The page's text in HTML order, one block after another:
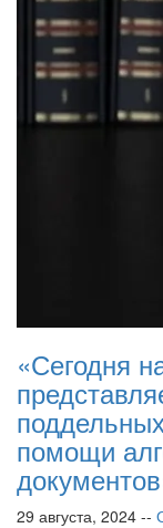
«Сегодня
помощи
29 августа, 2024 --